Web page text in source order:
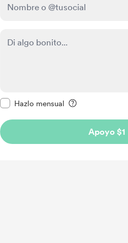
Hazlo mensual
Apoyo $1